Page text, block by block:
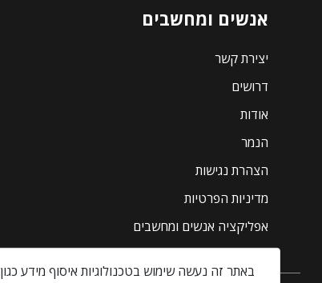
אנשים ומחשבים
יצירת קשר
דרושים
אודות
הנמר
הצהרת נגישות
מדיניות הפרטיות
אפליקציה אנשים ומחשבים
באתר זה נעשה שימוש בטכנולוגיות איסוף מידע כגון Cookies, לרבות על ידי צדדים שלישיים, כדי לספק לך חווית גלישה טובה יותר וכן למטרות סטטיסטיקה, איפיון ושיווק.